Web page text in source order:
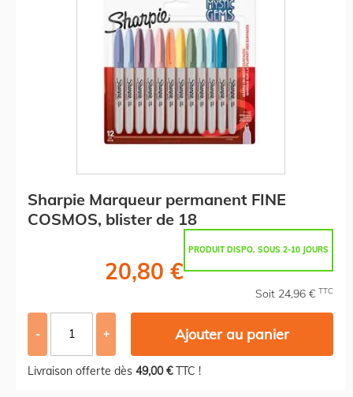
Sharpie Marqueur permanent FINE
COSMOS, blister de 18
PRODUIT DISPO. SOUS 2-10 JOURS
20,80 €
Soit 24,96 € TTC
- + Ajouter au panier
Livraison offerte dès 49,00 €TTC !